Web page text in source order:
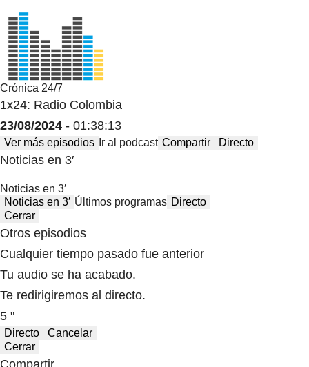
Crónica 24/7
1x24: Radio Colombia
23/08/2024 - 01:38:13
Ver más episodios Ir al podcast Compartir Directo
Noticias en 3′
Noticias en 3′
Noticias en 3′ Últimos programas Directo
Cerrar
Otros episodios
Cualquier tiempo pasado fue anterior
Tu audio se ha acabado.
Te redirigiremos al directo.
5 "
Directo
Cancelar
Cerrar
Compartir